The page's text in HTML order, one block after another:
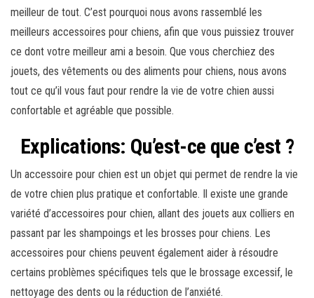
meilleur de tout. C’est pourquoi nous avons rassemblé les
meilleurs accessoires pour chiens, afin que vous puissiez trouver
ce dont votre meilleur ami a besoin. Que vous cherchiez des
jouets, des vêtements ou des aliments pour chiens, nous avons
tout ce qu’il vous faut pour rendre la vie de votre chien aussi
confortable et agréable que possible.
Explications: Qu’est-ce que c’est ?
Un accessoire pour chien est un objet qui permet de rendre la vie
de votre chien plus pratique et confortable. Il existe une grande
variété d’accessoires pour chien, allant des jouets aux colliers en
passant par les shampoings et les brosses pour chiens. Les
accessoires pour chiens peuvent également aider à résoudre
certains problèmes spécifiques tels que le brossage excessif, le
nettoyage des dents ou la réduction de l’anxiété.